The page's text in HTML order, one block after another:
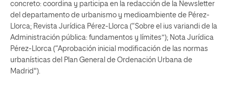
concreto: coordina y participa en la redacción de la Newsletter
del departamento de urbanismo y medioambiente de Pérez-
Llorca; Revista Jurídica Pérez-Llorca (“Sobre el ius variandi de la
Administración pública: fundamentos y límites”); Nota Jurídica
Pérez-Llorca (“Aprobación inicial modificación de las normas
urbanísticas del Plan General de Ordenación Urbana de
Madrid").